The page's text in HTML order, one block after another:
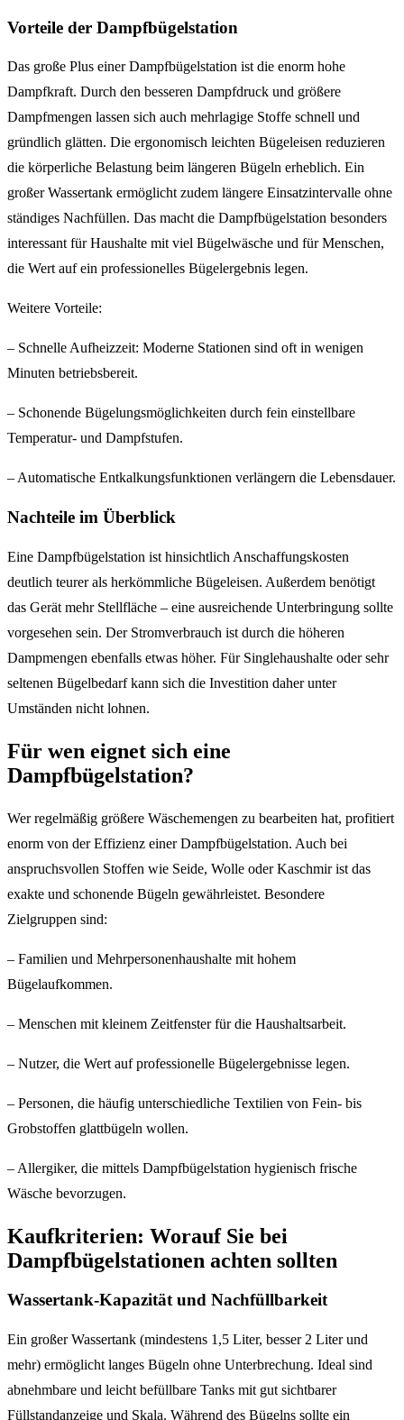
Vorteile der Dampfbügelstation
Das große Plus einer Dampfbügelstation ist die enorm hohe
Dampfkraft. Durch den besseren Dampfdruck und größere
Dampfmengen lassen sich auch mehrlagige Stoffe schnell und
gründlich glätten. Die ergonomisch leichten Bügeleisen reduzieren
die körperliche Belastung beim längeren Bügeln erheblich. Ein
großer Wassertank ermöglicht zudem längere Einsatzintervalle ohne
ständiges Nachfüllen. Das macht die Dampfbügelstation besonders
interessant für Haushalte mit viel Bügelwäsche und für Menschen,
die Wert auf ein professionelles Bügelergebnis legen.
Weitere Vorteile:
– Schnelle Aufheizzeit: Moderne Stationen sind oft in wenigen
Minuten betriebsbereit.
– Schonende Bügelungsmöglichkeiten durch fein einstellbare
Temperatur- und Dampfstufen.
– Automatische Entkalkungsfunktionen verlängern die Lebensdauer.
Nachteile im Überblick
Eine Dampfbügelstation ist hinsichtlich Anschaffungskosten
deutlich teurer als herkömmliche Bügeleisen. Außerdem benötigt
das Gerät mehr Stellfläche – eine ausreichende Unterbringung sollte
vorgesehen sein. Der Stromverbrauch ist durch die höheren
Dampmengen ebenfalls etwas höher. Für Singlehaushalte oder sehr
seltenen Bügelbedarf kann sich die Investition daher unter
Umständen nicht lohnen.
Für wen eignet sich eine
Dampfbügelstation?
Wer regelmäßig größere Wäschemengen zu bearbeiten hat, profitiert
enorm von der Effizienz einer Dampfbügelstation. Auch bei
anspruchsvollen Stoffen wie Seide, Wolle oder Kaschmir ist das
exakte und schonende Bügeln gewährleistet. Besondere
Zielgruppen sind:
– Familien und Mehrpersonenhaushalte mit hohem
Bügelaufkommen.
– Menschen mit kleinem Zeitfenster für die Haushaltsarbeit.
– Nutzer, die Wert auf professionelle Bügelergebnisse legen.
– Personen, die häufig unterschiedliche Textilien von Fein- bis
Grobstoffen glattbügeln wollen.
– Allergiker, die mittels Dampfbügelstation hygienisch frische
Wäsche bevorzugen.
Kaufkriterien: Worauf Sie bei
Dampfbügelstationen achten sollten
Wassertank-Kapazität und Nachfüllbarkeit
Ein großer Wassertank (mindestens 1,5 Liter, besser 2 Liter und
mehr) ermöglicht langes Bügeln ohne Unterbrechung. Ideal sind
abnehmbare und leicht befüllbare Tanks mit gut sichtbarer
Füllstandanzeige und Skala. Während des Bügelns sollte ein